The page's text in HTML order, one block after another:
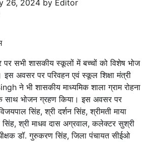
26, 2024 by Editor
सभी शासकीय स्कूलों में बच्चों को विशेष भोज
अवसर पर परिवहन एवं स्कूल शिक्षा मंत्री
ने भी शासकीय माध्यमिक शाला ग्राम रोहना
साथ भोजन ग्रहण किया। इस अवसर पर
सिंह, श्री दर्शन सिंह, श्रीमती माया
सिंह, श्री माधव दास अग्रवाल, कलेक्टर सुश्री
डॉ. गुरुकरण सिंह, जिला पंचायत सीईओ